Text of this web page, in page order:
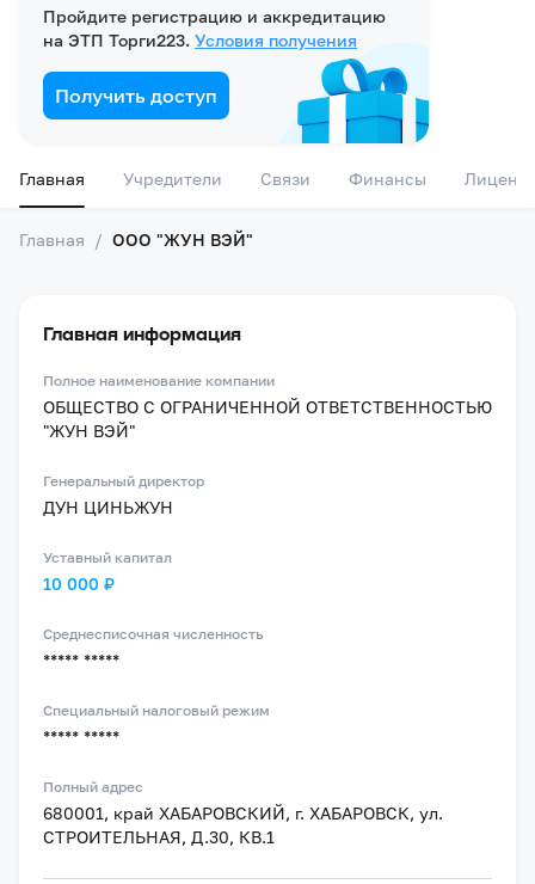
Пройдите регистрацию и аккредитацию
на ЭТП Торги223. Условия получения
Получить доступ
Главная Учредители Связи Финансы
Главная / ООО "ЖУН ВЭЙ"
Главная информация
Полное наименование компании
ОБЩЕСТВО С ОГРАНИЧЕННОЙ ОТВЕТСТВЕННОСТЬЮ
"ЖУН ВЭЙ"
Генеральный директор
ДУН ЦИНЬЖУН
Уставный капитал
10 000 ₽
Среднесписочная численность
***** *****
Специальный налоговый режим
***** *****
Полный адрес
680001, край ХАБАРОВСКИЙ, г. ХАБАРОВСК, ул.
СТРОИТЕЛЬНАЯ, Д.30, КВ.1